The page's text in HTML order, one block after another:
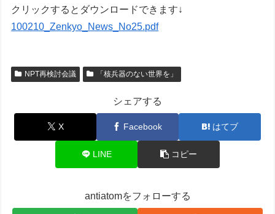
クリックするとダウンロードできます↓
100210_Zenkyo_News_No25.pdf
NPT再検討会議 「核兵器のない世界を」
シェアする
X Facebook はてブ
LINE コピー
antiatomをフォローする